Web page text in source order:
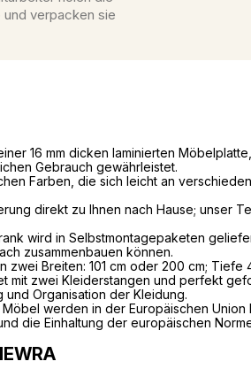
und verpacken sie
16 mm dicken laminierten
Gebrauch gewährleistet.
Farben, die sich leicht an
direkt zu Ihnen nach Hause; unser
wird in Selbstmontagepaketen
zusammenbauen können.
zwei Breiten: 101 cm oder 200 cm; Tiefe
mit zwei Kleiderstangen und perfekt
Organisation der Kleidung.
werden in der Europäischen
die Einhaltung der europäischen